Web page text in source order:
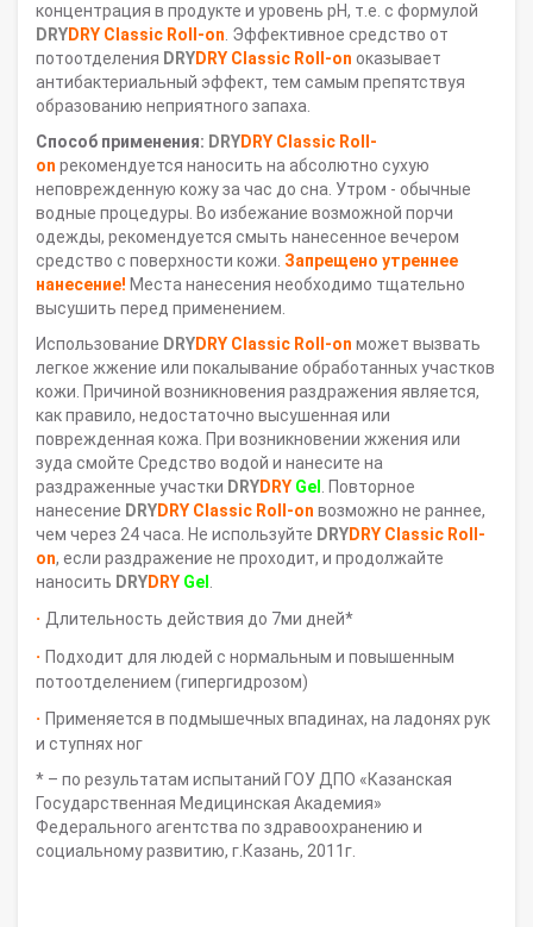
концентрация в продукте и уровень pH, т.е. с формулой
DRYDRY Classic Roll-on . Эффективное средство от
потоотделения DRYDRY Classic Roll-on оказывает
антибактериальный эффект, тем самым препятствуя
образованию неприятного запаха.
Способ применения: DRYDRY Classic Roll-
on рекомендуется наносить на абсолютно сухую
неповрежденную кожу за час до сна. Утром - обычные
водные процедуры. Во избежание возможной порчи
одежды, рекомендуется смыть нанесенное вечером
средство с поверхности кожи. Запрещено утреннее
нанесение! Места нанесения необходимо тщательно
высушить перед применением.
Использование DRYDRY Classic Roll-on может вызвать
легкое жжение или покалывание обработанных участков
кожи. Причиной возникновения раздражения является,
как правило, недостаточно высушенная или
поврежденная кожа. При возникновении жжения или
зуда смойте Средство водой и нанесите на
раздраженные участки DRYDRY Gel
. Повторное
нанесение DRYDRY Classic Roll-on возможно не раннее,
чем через 24 часа. Не используйте DRYDRY Classic Roll-
on, если раздражение не проходит, и продолжайте
наносить DRYDRY Gel
· Длительность действия до 7ми дней*
· Подходит для людей с нормальным и повышенным
потоотделением (гипергидрозом)
· Применяется в подмышечных впадинах, на ладонях рук
и ступнях ног
* – по результатам испытаний ГОУ ДПО «Казанская
Государственная Медицинская Академия»
Федерального агентства по здравоохранению и
социальному развитию, г.Казань, 2011г.